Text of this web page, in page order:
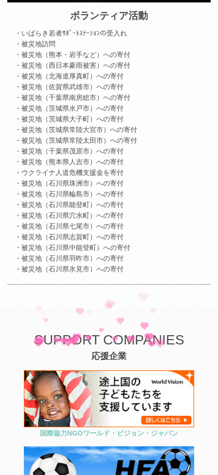
ボランティア活動
・いばらき若者ｻﾎﾟｰﾄｽﾃｰｼｮﾝの受入れ
・被災地訪問
・被災地（熊本・岩手など）への寄付
・被災地（西日本豪雨被害）への寄付
・被災地（北海道厚真町）への寄付
・被災地（佐賀県武雄市）への寄付
・被災地（千葉県南房総市）への寄付
・被災地（茨城県水戸市）への寄付
・被災地（茨城県大子町）への寄付
・被災地（茨城県常陸大宮市）への寄付
・被災地（茨城県常陸太田市）への寄付
・被災地（千葉県茂原市）への寄付
・被災地（熊本県人吉市）への寄付
・ウクライナ人道危機支援金を寄付
・被災地（石川県珠洲市）への寄付
・被災地（石川県輪島市）への寄付
・被災地（石川県能登町）への寄付
・被災地（石川県穴水町）への寄付
・被災地（石川県七尾市）への寄付
・被災地（石川県志賀町）への寄付
・被災地（石川県中能登町）への寄付
・被災地（石川県羽昨市）への寄付
・被災地（石川県氷見市）への寄付
SUPPORT COMPANIES
応援企業
国際協力NGOワールド・ビジョン・ジャパン